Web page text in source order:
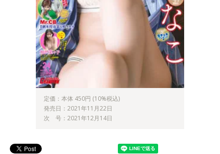
定価：本体 450円 (10%税込)
発売日：2021年11月22日
次 号：2021年12月14日